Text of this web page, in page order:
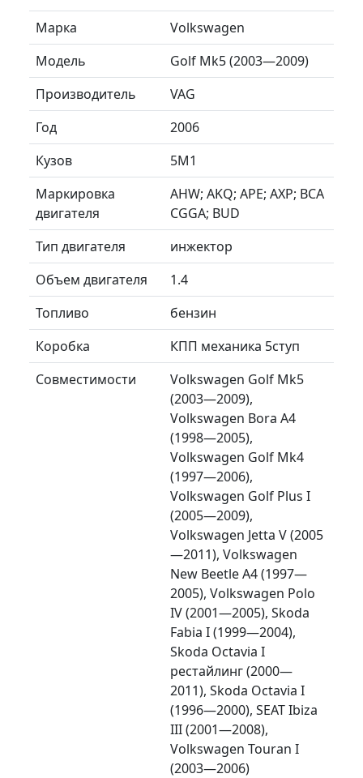
Марка
Volkswagen
Модель
Golf Mk5 (2003—2009)
Производитель
VAG
Год
2006
Кузов
5M1
Маркировка
двигателя
AHW; AKQ; APE; AXP; BCA
CGGA; BUD
Тип двигателя
инжектор
Объем двигателя
1.4
Топливо
бензин
Коробка
КПП механика 5ступ
Совместимости
Volkswagen Golf Mk5
(2003—2009),
Volkswagen Bora A4
(1998—2005),
Volkswagen Golf Mk4
(1997—2006),
Volkswagen Golf Plus I
(2005—2009),
Volkswagen Jetta V (2005
—2011), Volkswagen
New Beetle A4 (1997—
2005), Volkswagen Polo
IV (2001—2005), Skoda
Fabia I (1999—2004),
Skoda Octavia I
рестайлинг (2000—
2011), Skoda Octavia I
(1996—2000), SEAT Ibiza
III (2001—2008),
Volkswagen Touran I
(2003—2006)